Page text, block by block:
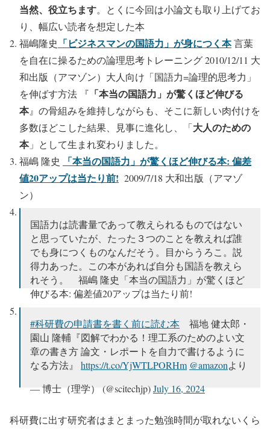
当然、役立ちます。とくに今回は小論文も取り上げてお
り、幅広い読者を想定した本
福嶋隆史 「ビジネスマンの国語力」が身につく本言葉
を自在に操るための論理思考トレーニング 2010/12/11 大
和出版（アマゾン）大人向け「国語力=論理的思考力」
を伸ばす方法 『 「本当の国語力」が驚くほど伸びる
本』の骨組みを維持しながらも、そこに新しい肉付けを
多数ほどこした結果、見事に進化し、「大人のための
本」として生まれ変わりました。
福嶋 隆史
「本当の国語力」が驚くほど伸びる本: 偏差
値20アップは当たり前! 2009/7/18 大和出版（アマゾ
ン）
国語力は読書量であって教えられるものではない
と思っていたが、たった３つのことを教えれば誰
でも身につくものなんだそう。目からうろこ。説
得力あった。この本があれば自分も国語を教えら
れそう。 福嶋 隆史「本当の国語力」が驚くほど
伸びる本: 偏差値20アップは当たり前!
— 博士（理学） (@scitechjp)July 19, 2024
#科研費の申請書を書く前に読む本 福地 健太郎・
園山 隆輔『図解でわかる！理工系のためのよい文
章の書き方 論文・レポートを自力で書けるように
なる方法』 https://t.co/YjWTLPORHm @amazonより
— 博士（理学） (@scitechjp)July 16, 2024
科研費に出す研究者はまとまった勉強時間が取れないくら